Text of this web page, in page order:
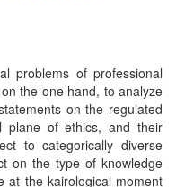
problems of professional
the one hand, to analyze
on the regulated
plane of ethics, and their
to categorically diverse
on the type of knowledge
at the kairological moment